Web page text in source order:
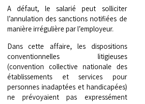
A défaut, le salarié peut solliciter
l’annulation des sanctions notifiées de
manière irrégulière par l’employeur.
Dans cette affaire, les dispositions
conventionnelles litigieuses
(convention collective nationale des
établissements et services pour
personnes inadaptées et handicapées)
ne prévoyaient pas expressément